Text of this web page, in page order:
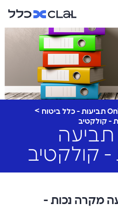
- קולקטיב
תביעה
קולקטיב
מקרה נכות -